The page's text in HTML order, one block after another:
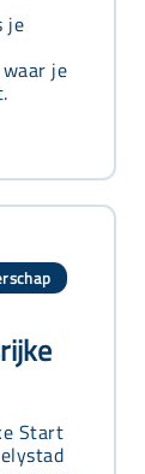
je
je
Start